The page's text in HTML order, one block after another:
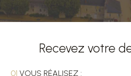
Recevez votre
01 VOUS RÉALISEZ :